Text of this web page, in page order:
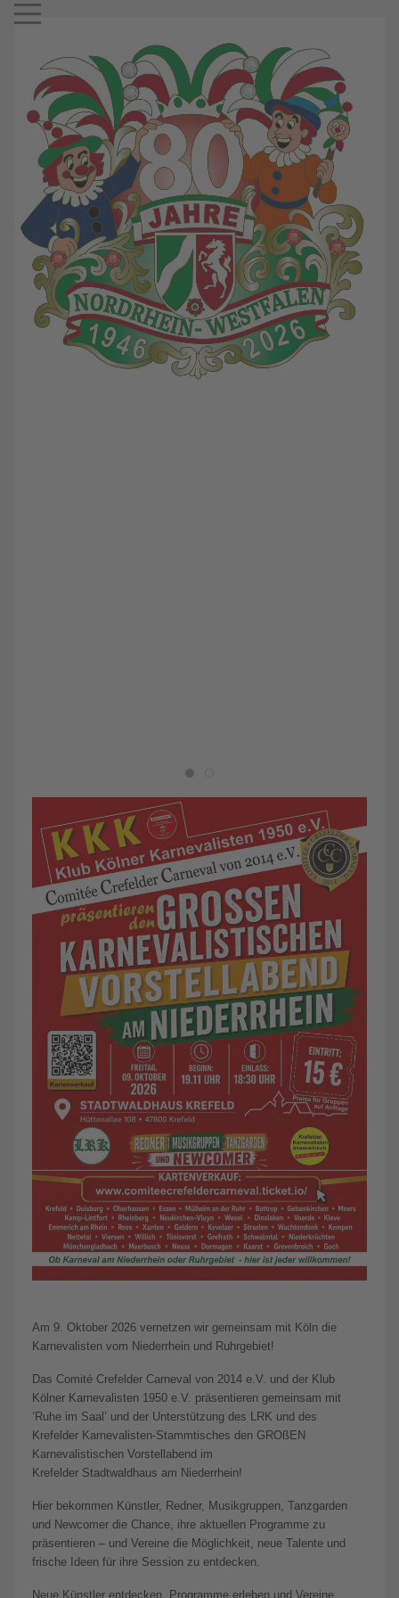
Mobile Menu Toggle
Am 9. Oktober 2026 vernetzen wir gemeinsam mit Köln die
Karnevalisten vom Niederrhein und Ruhrgebiet!
Das Comité Crefelder Carneval von 2014 e.V. und der Klub
Kölner Karnevalisten 1950 e.V. präsentieren gemeinsam mit
‘Ruhe im Saal’ und der Unterstützung des LRK und des
Krefelder Karnevalisten-Stammtisches den GROßEN
Karnevalistischen Vorstellabend im
Krefelder Stadtwaldhaus am Niederrhein!
Hier bekommen Künstler, Redner, Musikgruppen, Tanzgarden
und Newcomer die Chance, ihre aktuellen Programme zu
präsentieren – und Vereine die Möglichkeit, neue Talente und
frische Ideen für ihre Session zu entdecken.
Neue Künstler entdecken, Programme erleben und Vereine